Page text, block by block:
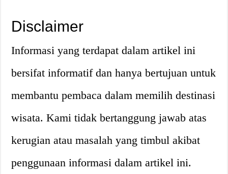
Disclaimer
Informasi yang terdapat dalam artikel ini
bersifat informatif dan hanya bertujuan untuk
membantu pembaca dalam memilih destinasi
wisata. Kami tidak bertanggung jawab atas
kerugian atau masalah yang timbul akibat
penggunaan informasi dalam artikel ini.